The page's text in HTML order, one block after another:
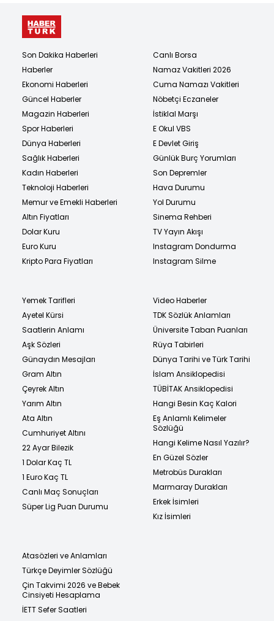
Son Dakika Haberleri
Haberler
Ekonomi Haberleri
Güncel Haberler
Magazin Haberleri
Spor Haberleri
Dünya Haberleri
Sağlık Haberleri
Kadın Haberleri
Teknoloji Haberleri
Memur ve Emekli Haberleri
Altın Fiyatları
Dolar Kuru
Euro Kuru
Kripto Para Fiyatları
Canlı Borsa
Namaz Vakitleri 2026
Cuma Namazı Vakitleri
Nöbetçi Eczaneler
İstiklal Marşı
E Okul VBS
E Devlet Giriş
Günlük Burç Yorumları
Son Depremler
Hava Durumu
Yol Durumu
Sinema Rehberi
TV Yayın Akışı
Instagram Dondurma
Instagram Silme
Yemek Tarifleri
Ayetel Kürsi
Saatlerin Anlamı
Aşk Sözleri
Günaydın Mesajları
Gram Altın
Çeyrek Altın
Yarım Altın
Ata Altın
Cumhuriyet Altını
22 Ayar Bilezik
1 Dolar Kaç TL
1 Euro Kaç TL
Canlı Maç Sonuçları
Süper Lig Puan Durumu
Video Haberler
TDK Sözlük Anlamları
Üniversite Taban Puanları
Rüya Tabirleri
Dünya Tarihi ve Türk Tarihi
İslam Ansiklopedisi
TÜBİTAK Ansiklopedisi
Hangi Besin Kaç Kalori
Eş Anlamlı Kelimeler
Sözlüğü
Hangi Kelime Nasıl Yazılır?
En Güzel Sözler
Metrobüs Durakları
Marmaray Durakları
Erkek İsimleri
Kız İsimleri
Atasözleri ve Anlamları
Türkçe Deyimler Sözlüğü
Çin Takvimi 2026 ve Bebek
Cinsiyeti Hesaplama
İETT Sefer Saatleri